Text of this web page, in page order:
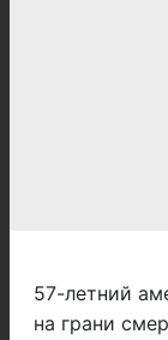
57-летний
на грани